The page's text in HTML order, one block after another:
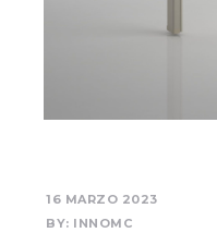
16 MARZO 2023
BY: INNOMC